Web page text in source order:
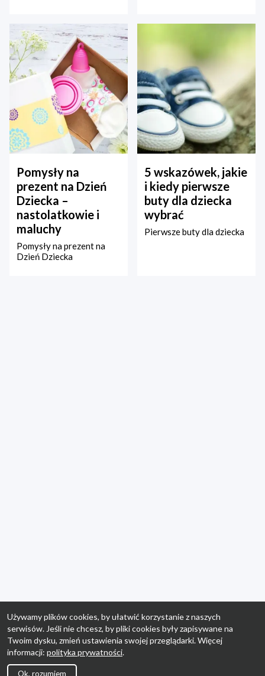
Pomysły na
prezent na Dzień
Dziecka –
nastolatkowie i
maluchy
Pomysły na prezent na
Dzień Dziecka
5 wskazówek, jakie
i kiedy pierwsze
buty dla dziecka
wybrać
Pierwsze buty dla dziecka
Używamy plików cookies, by ułatwić korzystanie z naszych
serwisów. Jeśli nie chcesz, by pliki cookies były zapisywane na
Twoim dysku, zmień ustawienia swojej przeglądarki. Więcej
informacji: polityka prywatności.
Ok, rozumiem